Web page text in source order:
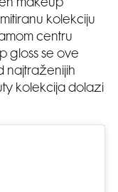
makeup
kolekciju
centru
gloss se ove
najtraženijih
kolekcija dolazi